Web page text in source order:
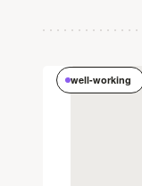
well-working